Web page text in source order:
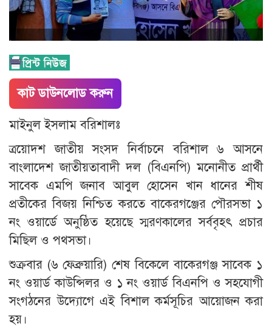
কাট ডাউনলোড করুন
মাইনুল ইসলাম বরিশালঃ
ত্রয়োদশ জাতীয় সংসদ নির্বাচনে বরিশাল ৬ আসনে
বাংলাদেশ জাতীয়তাবাদী দল (বিএনপি) মনোনীত প্রার্থী
সাবেক এমপি জনাব আবুল হোসেন খান ধানের শীষ
প্রতীকের বিজয় নিশ্চিত করতে বাকেরগঞ্জের পৌরসভা ১
নং ওয়ার্ডে অনুষ্ঠিত হয়েছে স্মরণকালের সর্ববৃহৎ প্রচার
মিছিল ও পথসভা।
শুক্রবার (৬ ফেব্রুয়ারি) শেষ বিকেলে বাকেরগঞ্জ সাবেক ১
নং ওয়ার্ড কাউন্সিলর ও ১ নং ওয়ার্ড বিএনপি ও সহযোগী
সংগঠনের উদ্যোগে এই বিশাল কর্মসূচির আয়োজন করা
হয়।